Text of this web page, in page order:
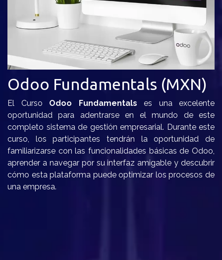
Odoo Fundamentals (MXN)
El Curso Odoo Fundamentals es una excelente
oportunidad para adentrarse en el mundo de este
completo sistema de gestión empresarial. Durante este
curso, los participante​s tendrán la oportunidad de
familiarizarse con las funcionalidades básicas de Odoo,
aprender a navegar por su interfaz amigable y descubrir
cómo esta plataforma puede optimizar los procesos de
una empresa.